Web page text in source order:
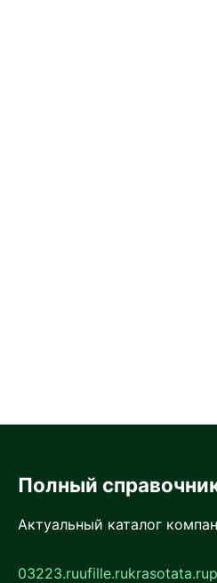
Полный
Актуальный каталог
03223.ruufille.rukrasotata.ru